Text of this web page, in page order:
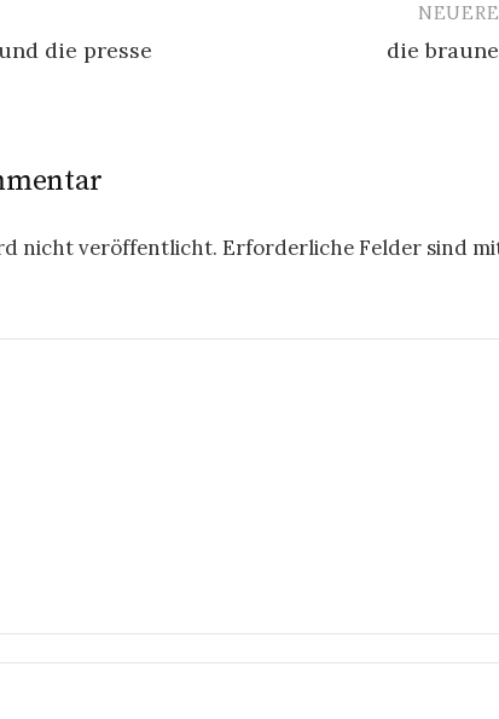
die presse die
nicht veröffentlicht. Erforderliche Felder sind